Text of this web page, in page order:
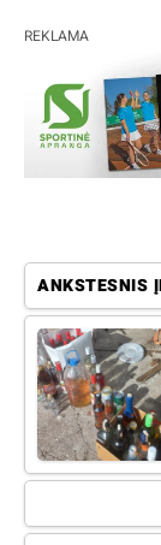
REKLAMA
ANKSTESNIS